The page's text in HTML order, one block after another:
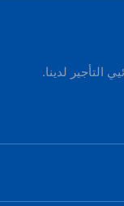
التأجير لدينا.